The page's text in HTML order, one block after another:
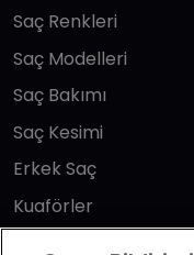
Saç Renkleri
Saç Modelleri
Saç Bakımı
Saç Kesimi
Erkek Saç
Kuaförler